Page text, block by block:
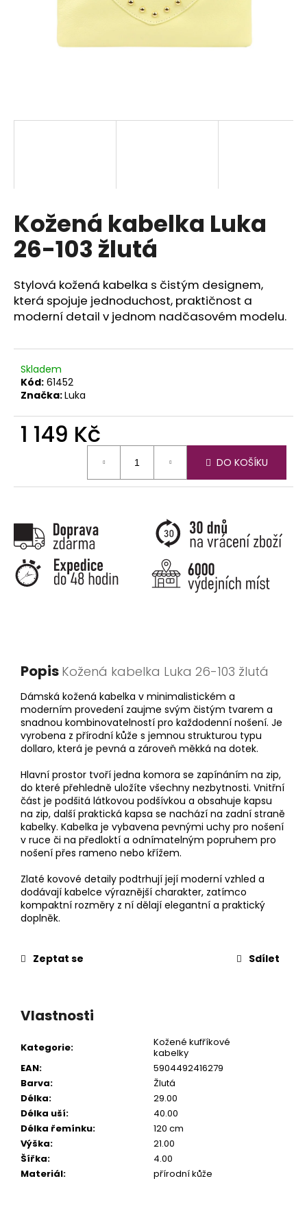
Kožená kabelka Luka
26-103 žlutá
Stylová kožená kabelka s čistým designem,
která spojuje jednoduchost, praktičnost a
moderní detail v jednom nadčasovém modelu.
Skladem
Kód: 61452
Značka:Luka
1 149 Kč
DO KOŠÍKU
Popis Kožená kabelka Luka 26-103 žlutá
Dámská kožená kabelka v minimalistickém a
moderním provedení zaujme svým čistým tvarem a
snadnou kombinovatelností pro každodenní nošení. Je
vyrobena z přírodní kůže s jemnou strukturou typu
dollaro, která je pevná a zároveň měkká na dotek.
Hlavní prostor tvoří jedna komora se zapínáním na zip,
do které přehledně uložíte všechny nezbytnosti. Vnitřní
část je podšitá látkovou podšívkou a obsahuje kapsu
na zip, další praktická kapsa se nachází na zadní straně
kabelky. Kabelka je vybavena pevnými uchy pro nošení
v ruce či na předloktí a odnímatelným popruhem pro
nošení přes rameno nebo křížem.
Zlaté kovové detaily podtrhují její moderní vzhled a
dodávají kabelce výraznější charakter, zatímco
kompaktní rozměry z ní dělají elegantní a praktický
doplněk.
Zeptat se Sdílet
Vlastnosti
Kategorie:
Kožené kufříkové
kabelky
EAN:
5904492416279
Barva:
Žlutá
Délka:
29.00
Délka uší:
40.00
Délka řemínku:
120 cm
Výška:
21.00
Šířka:
4.00
Materiál: přírodní kůže
D
o
p
r
u
č
u
e
m
e